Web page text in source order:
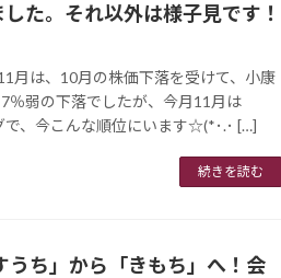
た。それ以外は様子見です！
月は、10月の株価下落を受けて、小康
％弱の下落でしたが、今月11月は
で、今こんな順位にいます☆(*･.･ […]
続きを読む
うち」から「きもち」へ！会